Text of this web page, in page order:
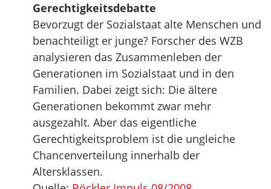
Gerechtigkeitsdebatte
Bevorzugt der Sozialstaat alte Menschen und
benachteiligt er junge? Forscher des WZB
analysieren das Zusammenleben der
Generationen im Sozialstaat und in den
Familien. Dabei zeigt sich: Die ältere
Generationen bekommt zwar mehr
ausgezahlt. Aber das eigentliche
Gerechtigkeitsproblem ist die ungleiche
Chancenverteilung innerhalb der
Altersklassen.